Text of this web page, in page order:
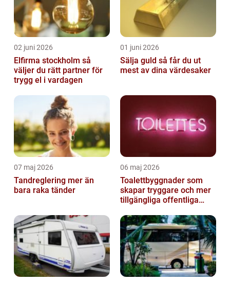
02 juni 2026
Elfirma stockholm så
väljer du rätt partner för
trygg el i vardagen
01 juni 2026
Sälja guld så får du ut
mest av dina värdesaker
07 maj 2026
Tandreglering mer än
bara raka tänder
06 maj 2026
Toalettbyggnader som
skapar tryggare och mer
tillgängliga offentliga